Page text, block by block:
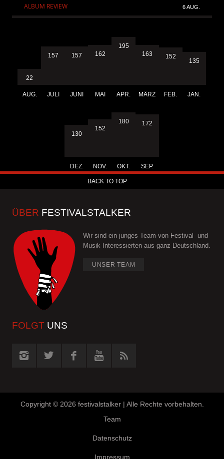
ALBUM REVIEW 6 AUG.
22
AUG.
157
JULI
157
JUNI
162
MAI
195
APR.
163
MÄRZ
152
FEB.
135
JAN.
130
DEZ.
152
NOV.
180
OKT.
172
SEP.
BACK TO TOP
ÜBER FESTIVALSTALKER
Wir sind ein junges Team von Festival- und
Musik Interessierten aus ganz Deutschland.
UNSER TEAM
FOLGT UNS
Copyright © 2026 festivalstalker | Alle Rechte vorbehalten.
Team
Datenschutz
Impressum